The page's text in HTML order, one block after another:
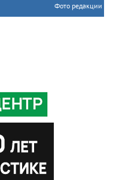
Фото редакции